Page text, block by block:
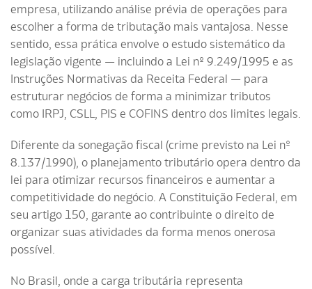
empresa, utilizando análise prévia de operações para
escolher a forma de tributação mais vantajosa. Nesse
sentido, essa prática envolve o estudo sistemático da
legislação vigente — incluindo a Lei nº 9.249/1995 e as
Instruções Normativas da Receita Federal — para
estruturar negócios de forma a minimizar tributos
como IRPJ, CSLL, PIS e COFINS dentro dos limites legais.
Diferente da sonegação fiscal (crime previsto na Lei nº
8.137/1990), o planejamento tributário opera dentro da
lei para otimizar recursos financeiros e aumentar a
competitividade do negócio. A Constituição Federal, em
seu artigo 150, garante ao contribuinte o direito de
organizar suas atividades da forma menos onerosa
possível.
No Brasil, onde a carga tributária representa